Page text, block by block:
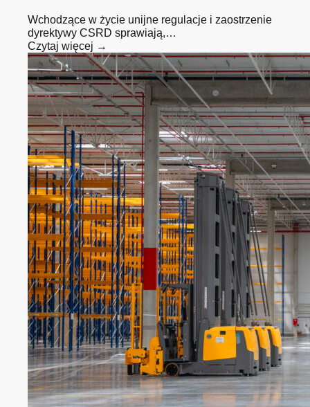
Wchodzące w życie unijne regulacje i zaostrzenie
dyrektywy CSRD sprawiają,…
Czytaj więcej →